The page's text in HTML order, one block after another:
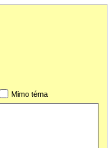
Mimo téma